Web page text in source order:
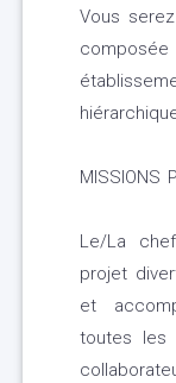
Vous
MISSIONS
Le/La
projet
et
toutes les